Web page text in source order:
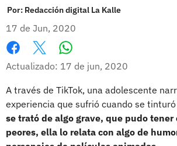
Por: Redacción digital La Kalle
17 de Jun, 2020
Facebook
X
Actualizado: 17 de jun, 2020
A través de TikTok, una adolescente
experiencia que sufrió cuando se
se trató de algo grave, que pudo tener
peores, ella lo relata con algo de